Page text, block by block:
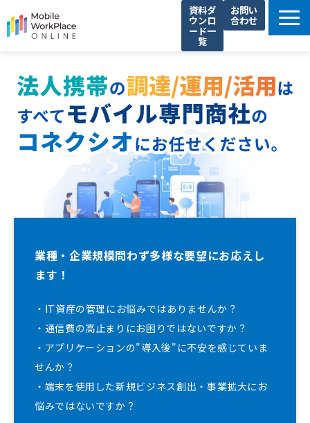
資料ダ
ウンロ
ード一
覧
お問い
合わせ
解決できる課題
コネクシオの強み
導入事例
法人携帯お役立ち情報
セミナー・イベント情報
運営会社
業種・企業規模問わず多様な要望にお応えし
ます！
・IT資産の管理にお悩みではありませんか？
・通信費の高止まりにお困りではないですか？
・アプリケーションの"導入後"に不安を感じていま
せんか？
・端末を使用した新規ビジネス創出・事業拡大にお
悩みではないですか？